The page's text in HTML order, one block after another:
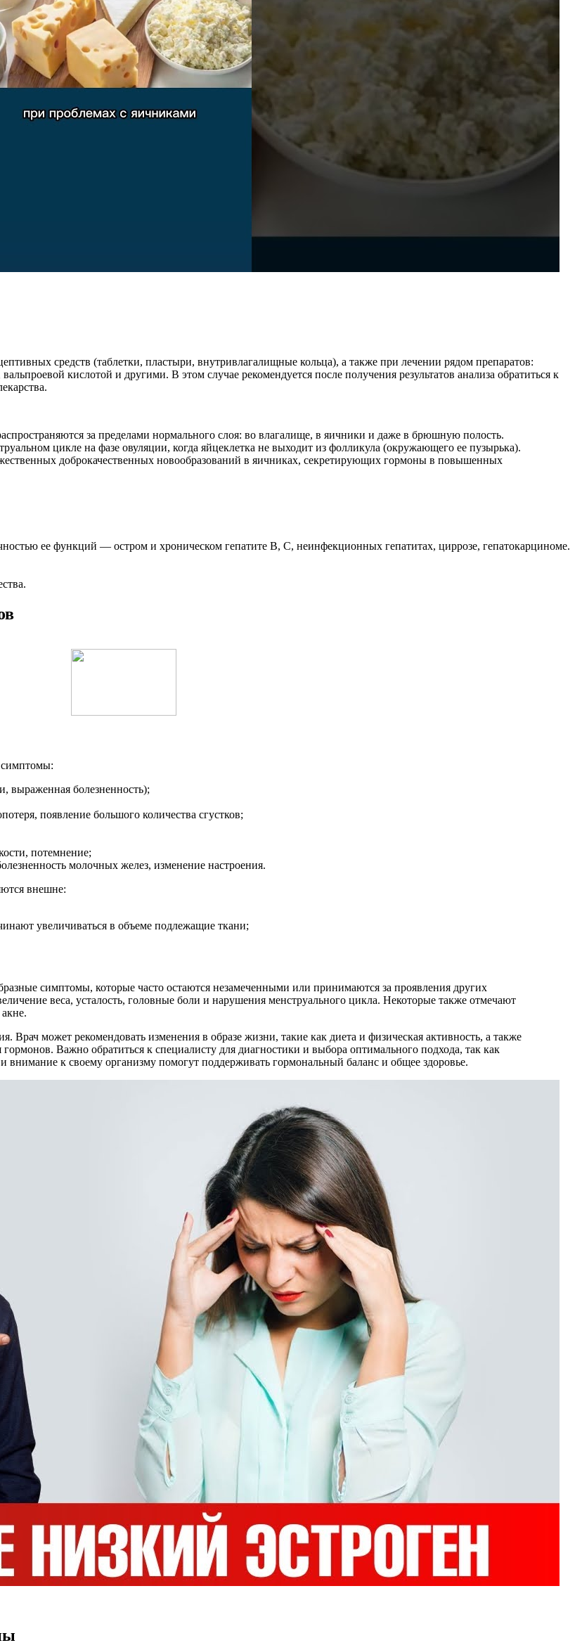
средств (таблетки, пластыри, внутривлагалищные кольца), а также при лечении рядом препаратов:
кислотой и другими. В этом случае рекомендуется после получения результатов анализа обратиться к
за пределами нормального слоя: во влагалище, в яичники и даже в брюшную полость.
цикле на фазе овуляции, когда яйцеклетка не выходит из фолликула (окружающего ее пузырька).
доброкачественных новообразований в яичниках, секретирующих гормоны в повышенных
ее функций — остром и хроническом гепатите В, С, неинфекционных гепатитах, циррозе, гепатокарциноме.
выраженная болезненность);
появление большого количества сгустков;
потемнение;
молочных желез, изменение настроения.
внешне:
увеличиваться в объеме подлежащие ткани;
симптомы, которые часто остаются незамеченными или принимаются за проявления других
веса, усталость, головные боли и нарушения менструального цикла. Некоторые также отмечают
может рекомендовать изменения в образе жизни, такие как диета и физическая активность, а также
Важно обратиться к специалисту для диагностики и выбора оптимального подхода, так как
внимание к своему организму помогут поддерживать гормональный баланс и общее здоровье.